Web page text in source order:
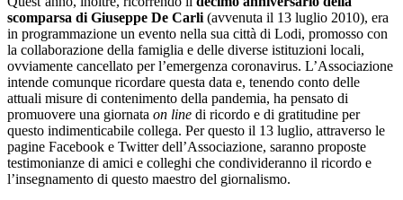
scomparsa di Giuseppe De Carli (avvenuta il 13 luglio 2010), era
in programmazione un evento nella sua città di Lodi, promosso con
la collaborazione della famiglia e delle diverse istituzioni locali,
ovviamente cancellato per l’emergenza coronavirus. L’Associazione
intende comunque ricordare questa data e, tenendo conto delle
attuali misure di contenimento della pandemia, ha pensato di
promuovere una giornata on line di ricordo e di gratitudine per
questo indimenticabile collega. Per questo il 13 luglio, attraverso le
pagine Facebook e Twitter dell’Associazione, saranno proposte
testimonianze di amici e colleghi che condivideranno il ricordo e
l’insegnamento di questo maestro del giornalismo.